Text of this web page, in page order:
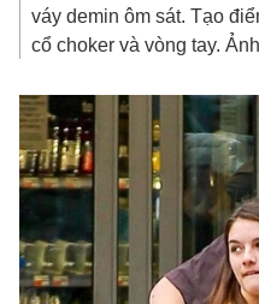
váy demin ôm sát. Tạo
cổ choker và vòng tay.